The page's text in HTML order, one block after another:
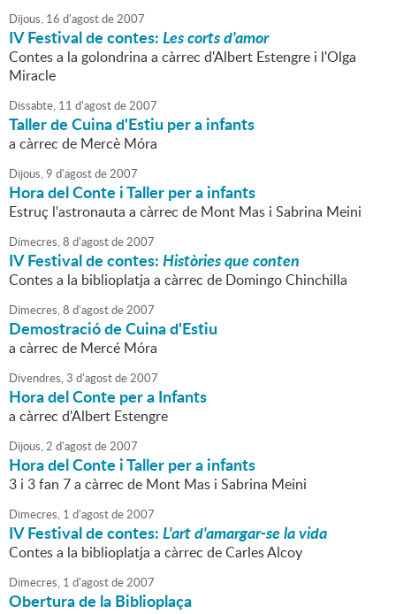
Dijous, 16 d'agostde2007
IV Festival de contes:Les corts d'amor
Contes a la golondrina a càrrec d'Albert Estengre i l'Olga
Miracle
Dissabte, 11 d'agostde2007
Taller de Cuina d'Estiu per a infants
a càrrec de Mercè Móra
Dijous,9 d'agostde2007
Hora del Conte i Taller per a infants
Estruç l'astronauta a càrrec de Mont Mas i Sabrina Meini
Dimecres,8 d'agostde2007
IV Festival de contes:Històries que conten
Contes a la biblioplatja a càrrec de Domingo Chinchilla
Dimecres,8 d'agostde2007
Demostració de Cuina d'Estiu
a càrrec de Mercé Móra
Divendres,3 d'agostde2007
Hora del Conte per a Infants
a càrrec d'Albert Estengre
Dijous,2 d'agostde2007
Hora del Conte i Taller per a infants
3 i 3 fan 7 a càrrec de Mont Mas i Sabrina Meini
Dimecres, 1 d'agostde2007
IV Festival de contes:L'art d'amargar-se la vida
Contes a la biblioplatja a càrrec de Carles Alcoy
Dimecres, 1 d'agostde2007
Obertura de la Biblioplaça